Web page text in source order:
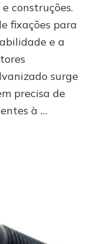
parafuso
galvanizado
em
seus
projetos?
construções.
fixações para
e a
surge
precisa de
à …